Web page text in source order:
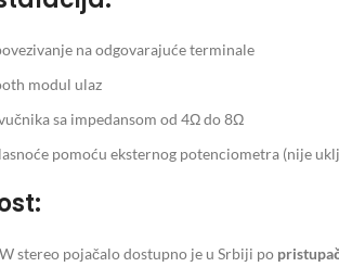
na odgovarajuće terminale
modul ulaz
sa impedansom od 4Ω do 8Ω
pomoću eksternog potenciometra (nije
stereo pojačalo dostupno je u Srbiji po